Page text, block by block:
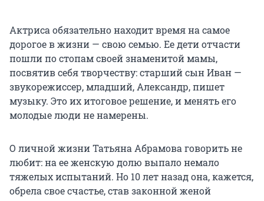
Актриса обязательно находит время на самое
дорогое в жизни — свою семью. Ее дети отчасти
пошли по стопам своей знаменитой мамы,
посвятив себя творчеству: старший сын Иван —
звукорежиссер, младший, Александр, пишет
музыку. Это их итоговое решение, и менять его
молодые люди не намерены.
О личной жизни Татьяна Абрамова говорить не
любит: на ее женскую долю выпало немало
тяжелых испытаний. Но 10 лет назад она, кажется,
обрела свое счастье, став законной женой